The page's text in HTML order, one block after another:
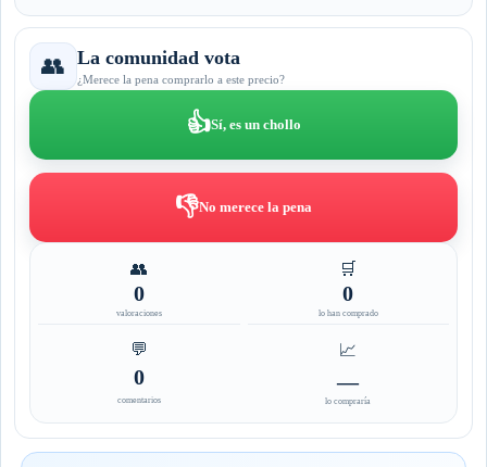
👥 La comunidad vota
¿Merece la pena comprarlo a este precio?
👍Sí, es un chollo
👎No merece la pena
👥
0
valoraciones
🛒
0
lo han comprado
💬
0
comentarios
📈
—
lo compraría